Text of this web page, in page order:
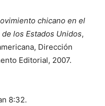
chicano en el
los Estados Unidos,
Dirección
Editorial, 2007.
8:32.